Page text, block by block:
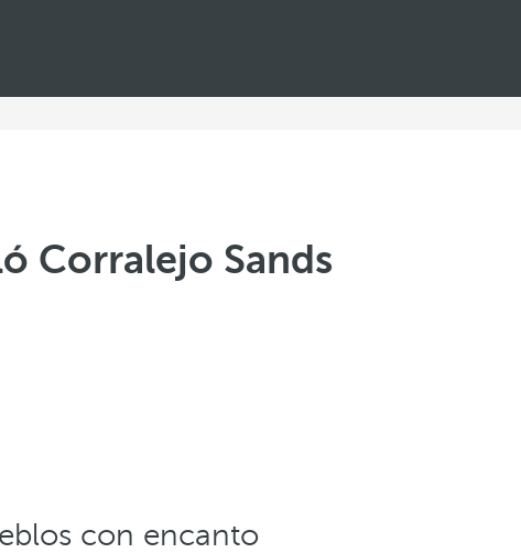
Corralejo Sands
con encanto